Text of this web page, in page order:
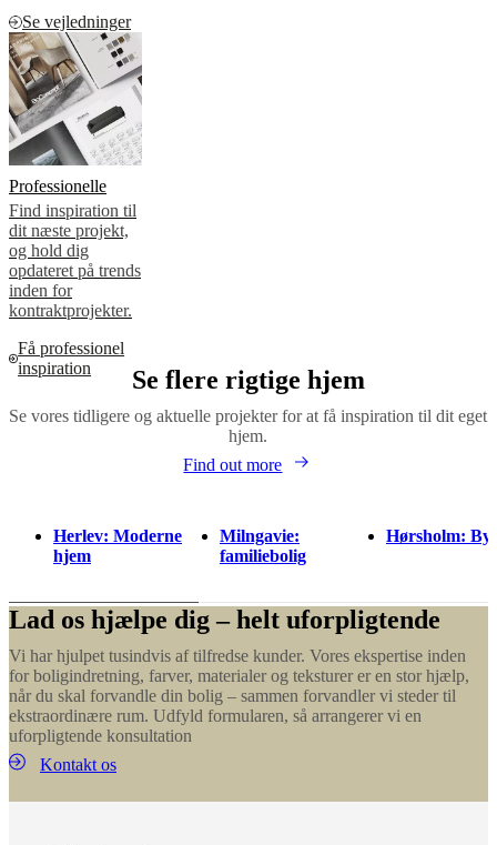
Se vejledninger
Professionelle
Find inspiration til
dit næste projekt,
og hold dig
opdateret på trends
inden for
kontraktprojekter.
Få professionel
inspiration
Se flere rigtige hjem
Se vores tidligere og aktuelle projekter for at få inspiration til dit eget
hjem.
Find out more
Herlev: Moderne
hjem
Milngavie:
familiebolig
Hørsholm:
Lad os hjælpe dig – helt uforpligtende
Vi har hjulpet tusindvis af tilfredse kunder. Vores ekspertise inden
for boligindretning, farver, materialer og teksturer er en stor hjælp,
når du skal forvandle din bolig – sammen forvandler vi steder til
ekstraordinære rum. Udfyld formularen, så arrangerer vi en
uforpligtende konsultation
Kontakt os